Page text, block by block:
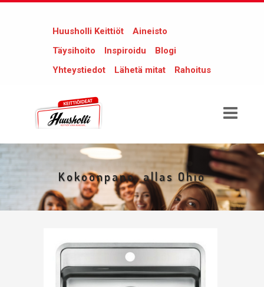
Huusholli Keittiöt
Aineisto
Täysihoito
Inspiroidu
Blogi
Yhteystiedot
Lähetä mitat Rahoitus
Kokoonpano, allas Ohio